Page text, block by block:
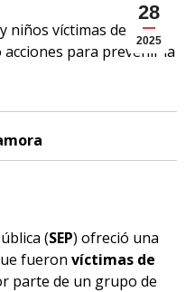
28
2025
niños víctimas de
para prevenir la
(SEP) ofreció una
fueron víctimas de
parte de un grupo de